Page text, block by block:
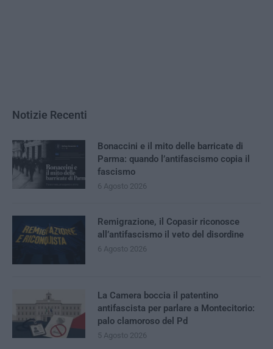
Notizie Recenti
Bonaccini e il mito delle barricate di
Parma: quando l’antifascismo copia il
fascismo
6 Agosto 2026
Remigrazione, il Copasir riconosce
all’antifascismo il veto del disordine
6 Agosto 2026
La Camera boccia il patentino
antifascista per parlare a Montecitorio:
palo clamoroso del Pd
5 Agosto 2026